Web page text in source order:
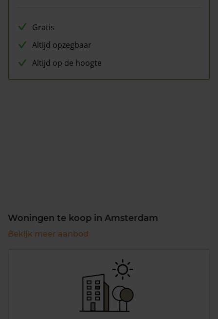
Gratis
Altijd opzegbaar
Altijd op de hoogte
Woningen te koop in Amsterdam
Bekijk meer aanbod